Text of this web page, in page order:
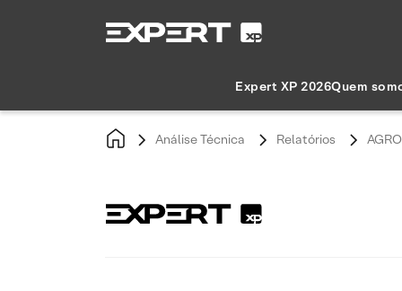
Expert XP 2026Quem
Análise Técnica Relatórios